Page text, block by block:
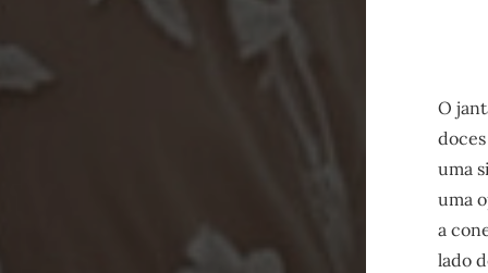
O
uma
uma
a
lado